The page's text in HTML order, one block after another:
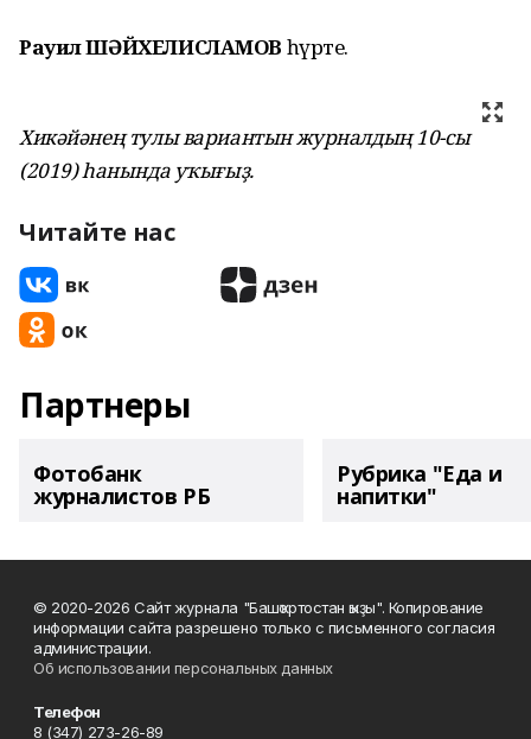
Рауил ШӘЙХЕЛИСЛАМОВ һүрәте.
Хикәйәнең тулы вариантын журналдың 10-сы
(2019) һанында уҡығыҙ.
Читайте нас
Партнеры
Фотобанк
журналистов РБ
Рубрика "Еда и
напитки"
© 2020-2026 Сайт журнала "Башҡортостан ҡыҙы". Копирование
информации сайта разрешено только с письменного согласия
администрации.
Об использовании персональных данных
Телефон
8 (347) 273-26-89